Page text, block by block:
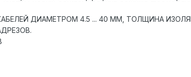
ДИАМЕТРОМ 4.5 ... 40 ММ, ТОЛЩИНА